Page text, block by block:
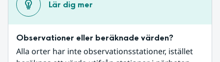
Lär dig mer
Observationer eller beräknade värden?
Alla orter har inte observationsstationer, istället